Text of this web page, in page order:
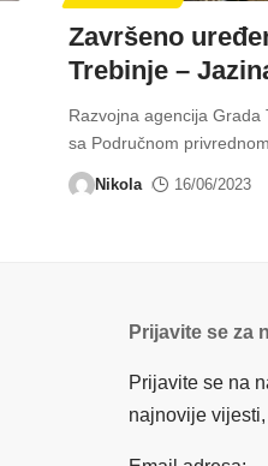
Završeno
Trebinje –
Razvojna agencija Grada
sa Područnom
Nikola 16/06/2023
Prijavite se za
Prijavite se na
najnovije